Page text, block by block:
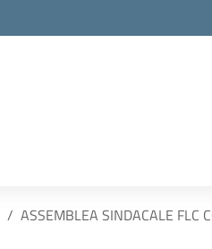
ASSEMBLEA SINDACALE FLC